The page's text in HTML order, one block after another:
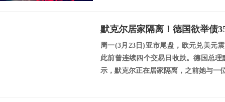
周一(3月23日)亚市尾盘，欧元兑美元
此前曾连续四个交易日收跌。德国总
示，默克尔正在居家隔离，之前她与一